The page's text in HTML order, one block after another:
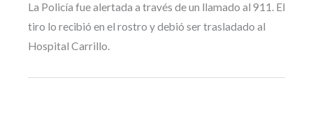
La Policía fue alertada a través de un llamado al 911. El
tiro lo recibió en el rostro y debió ser trasladado al
Hospital Carrillo.